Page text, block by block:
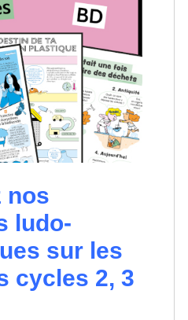
nos
ludo-
sur les
cycles 2, 3